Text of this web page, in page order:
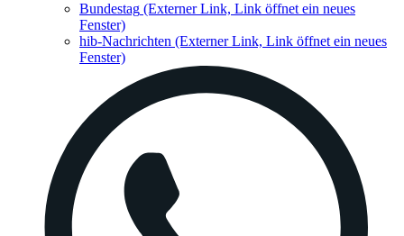
Bundestag (Externer Link, Link öffnet ein neues
Fenster)
hib-Nachrichten (Externer Link, Link öffnet ein neues
Fenster)